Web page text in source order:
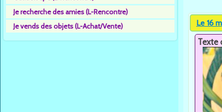
Je recherche des amies (L-Rencontre)
Je vends des objets (L-Achat/Vente)
Le 16
Texte